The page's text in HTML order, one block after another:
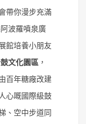
帶你漫步充滿
阿波羅噴泉廣
館培養小朋友
文化園區 ，
百年糖廠改建
心嘅國際級鼓
、空中步道同